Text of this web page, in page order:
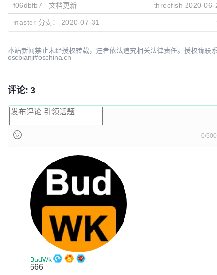
f06dbfb7
文档更新 threefish 2020-06-
master 分支： 2020-07-31
本站新闻禁止未经授权转载，违者依法追究相关法律责任。授权请联
oscbianji#oschina.cn
评论: 3
0/500
BudWk
666